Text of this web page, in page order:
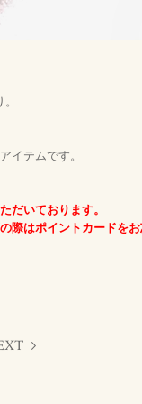
イテムです。
だいております。
際はポイントカードを